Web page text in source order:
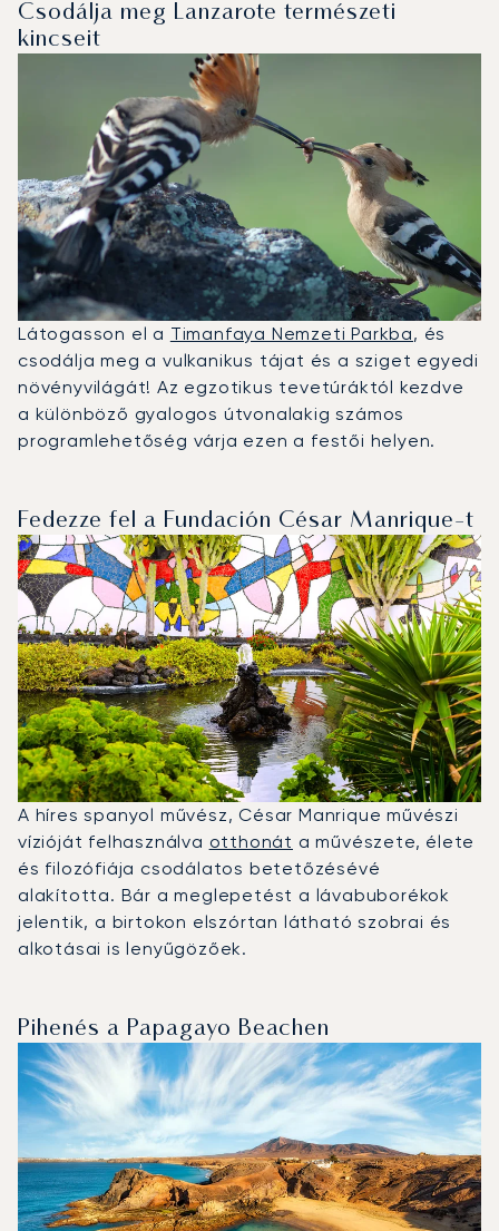
Csodálja meg Lanzarote természeti
kincseit
Látogasson el a Timanfaya Nemzeti Parkba, és
csodálja meg a vulkanikus tájat és a sziget egyedi
növényvilágát! Az egzotikus tevetúráktól kezdve
a különböző gyalogos útvonalakig számos
programlehetőség várja ezen a festői helyen.
Fedezze fel a Fundación César Manrique-t
A híres spanyol művész, César Manrique művészi
vízióját felhasználva otthonát a művészete, élete
és filozófiája csodálatos betetőzésévé
alakította. Bár a meglepetést a lávabuborékok
jelentik, a birtokon elszórtan látható szobrai és
alkotásai is lenyűgözőek.
Pihenés a Papagayo Beachen